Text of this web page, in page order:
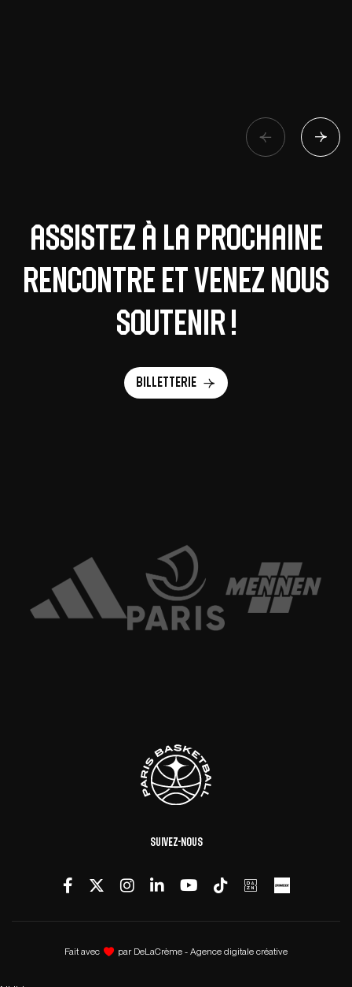
Assistez à la prochaine
rencontre et venez nous
soutenir !
Billetterie
Suivez-nous
Fait avec par DeLaCrème - Agence digitale créative